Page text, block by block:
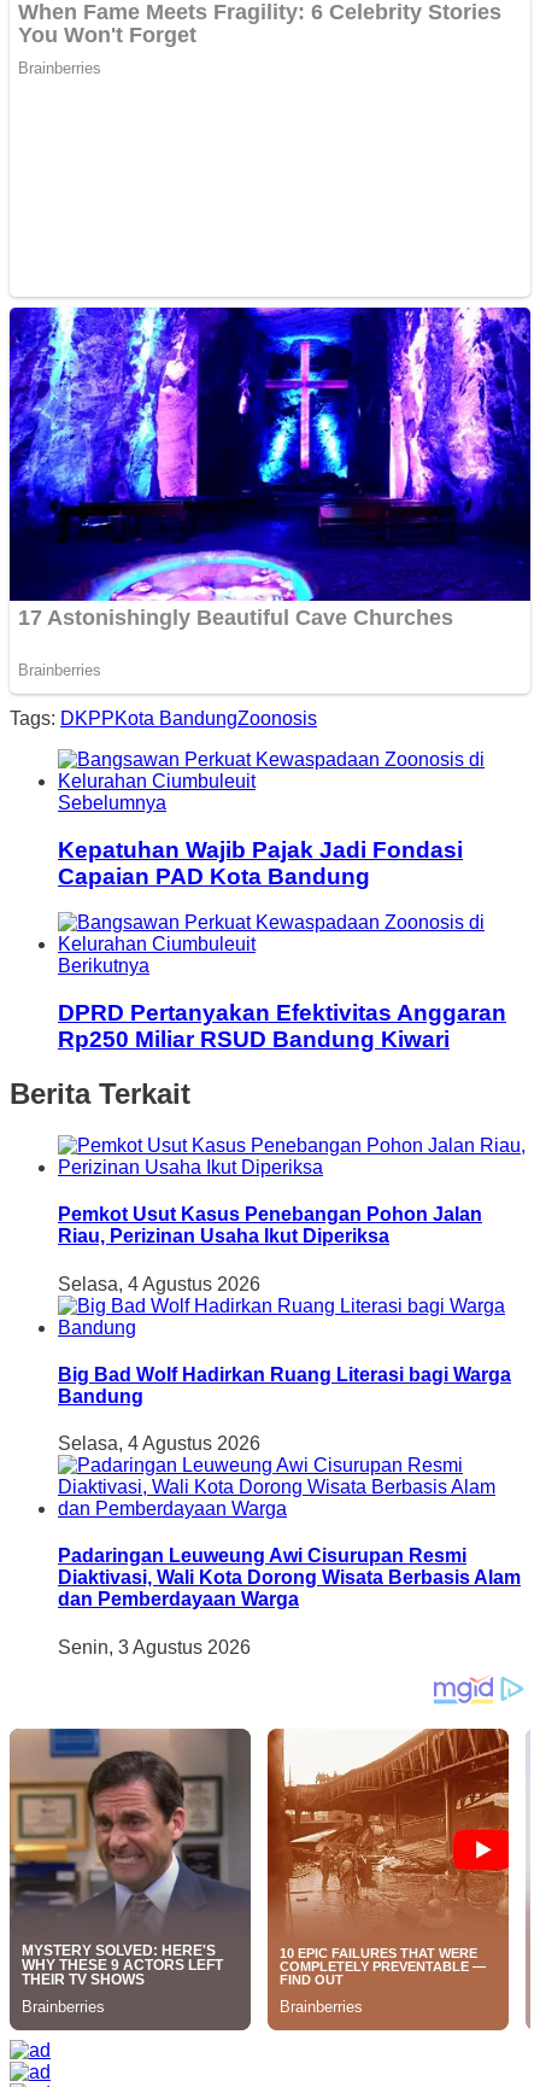
Tags: DKPPKota BandungZoonosis
Sebelumnya
Kepatuhan Wajib Pajak Jadi Fondasi
Capaian PAD Kota Bandung
Berikutnya
DPRD Pertanyakan Efektivitas Anggaran
Rp250 Miliar RSUD Bandung Kiwari
Berita Terkait
Pemkot Usut Kasus Penebangan Pohon Jalan
Riau, Perizinan Usaha Ikut Diperiksa
Selasa, 4 Agustus 2026
Big Bad Wolf Hadirkan Ruang Literasi bagi Warga
Bandung
Selasa, 4 Agustus 2026
Padaringan Leuweung Awi Cisurupan Resmi
Diaktivasi, Wali Kota Dorong Wisata Berbasis Alam
dan Pemberdayaan Warga
Senin, 3 Agustus 2026